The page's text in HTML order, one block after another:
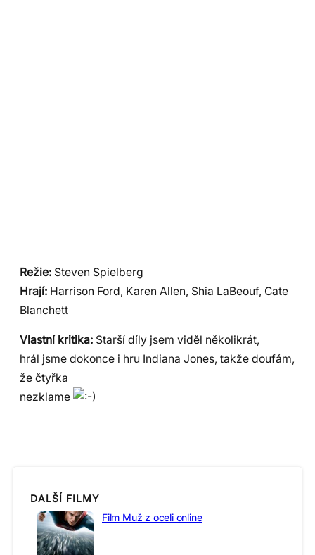
Režie: Steven Spielberg
Hrají: Harrison Ford, Karen Allen, Shia LaBeouf, Cate
Blanchett
Vlastní kritika: Starší díly jsem viděl několikrát,
hrál jsme dokonce i hru Indiana Jones, takže doufám,
že čtyřka
nezklame
DALŠÍ FILMY
Film Muž z oceli online